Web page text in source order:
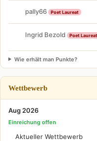
pally66 Poet Laureat
Ingrid Bezold Poet Laureat
Wie erhält man Punkte?
Wettbewerb
Aug 2026
Einreichung offen
Aktueller Wettbewerb